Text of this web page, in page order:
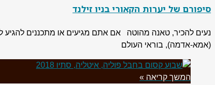
סיפורם של יערות הקאורי בניו זילנד
נעים להכיר, טאנה מהוטה אם אתם מגיעים או מתכננים להגיע
(אמא-אדמה), בוראי העולם
המשך קריאה »